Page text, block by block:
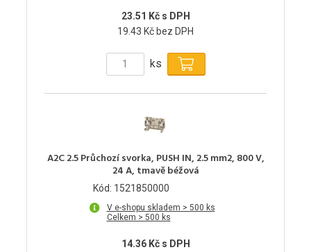
23.51 Kč s DPH
19.43 Kč bez DPH
ks
A2C 2.5 Průchozí svorka, PUSH IN, 2.5 mm2, 800 V,
24 A, tmavě béžová
Kód: 1521850000
V e-shopu skladem > 500 ks
Celkem > 500 ks
14.36 Kč s DPH